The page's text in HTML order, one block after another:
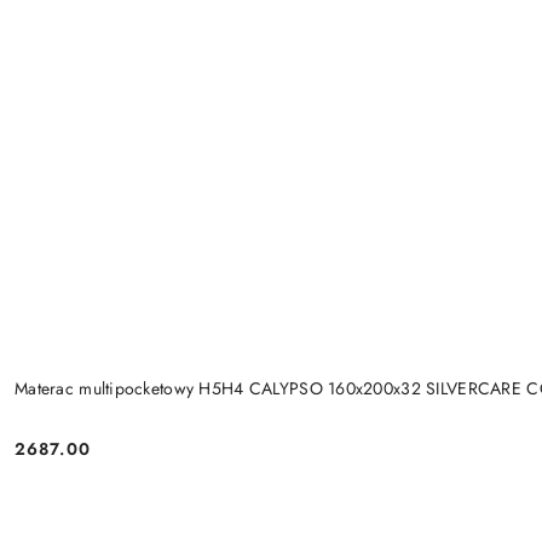
Materac multipocketowy H5H4 CALYPSO 160x200x32 SILVERCARE
Cena:
2687.00